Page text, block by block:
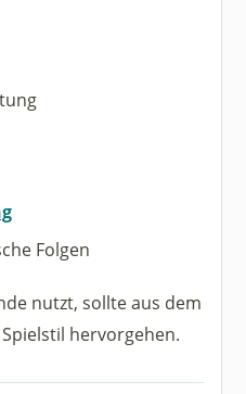
Folgen
nutzt, sollte aus dem
hervorgehen.